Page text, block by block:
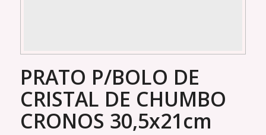
PRATO P/BOLO DE
CRISTAL DE CHUMBO
CRONOS 30,5x21cm